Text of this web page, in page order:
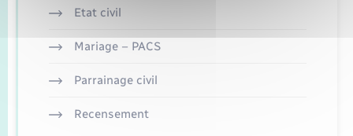
Etat civil
Mariage – PACS
Parrainage civil
Recensement